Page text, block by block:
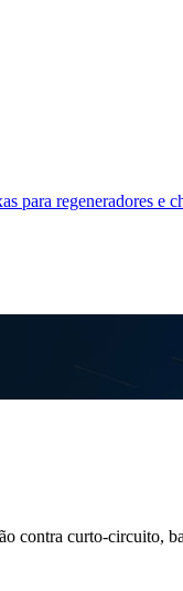
para regeneradores e
contra curto-circuito,